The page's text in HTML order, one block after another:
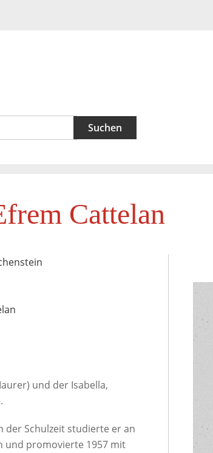
Cattelan
und der Isabella,
der Schulzeit studierte er an
und promovierte 1957 mit